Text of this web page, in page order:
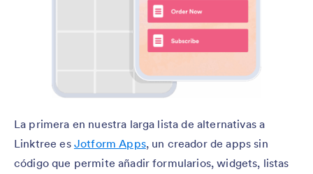
La primera en nuestra larga lista de alternativas a
Linktree es Jotform Apps, un creador de apps sin
código que permite añadir formularios, widgets, listas